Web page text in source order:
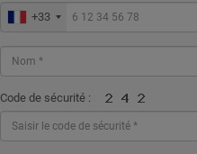
+33
Code de sécurité :